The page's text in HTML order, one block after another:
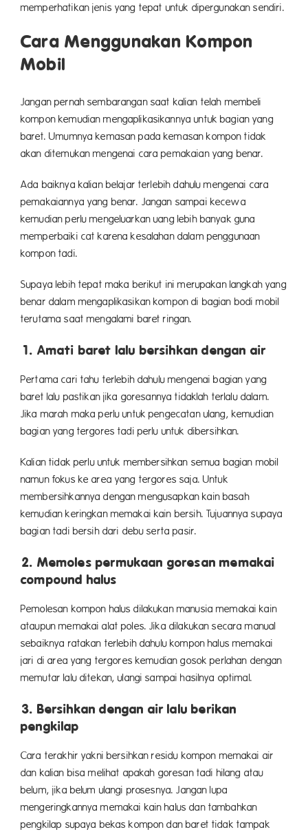
memperhatikan jenis yang tepat untuk dipergunakan sendiri.
Cara Menggunakan Kompon
Mobil
Jangan pernah sembarangan saat kalian telah membeli
kompon kemudian mengaplikasikannya untuk bagian yang
baret. Umumnya kemasan pada kemasan kompon tidak
akan ditemukan mengenai cara pemakaian yang benar.
Ada baiknya kalian belajar terlebih dahulu mengenai cara
pemakaiannya yang benar. Jangan sampai kecewa
kemudian perlu mengeluarkan uang lebih banyak guna
memperbaiki cat karena kesalahan dalam penggunaan
kompon tadi.
Supaya lebih tepat maka berikut ini merupakan langkah yang
benar dalam mengaplikasikan kompon di bagian bodi mobil
terutama saat mengalami baret ringan.
1. Amati baret lalu bersihkan dengan air
Pertama cari tahu terlebih dahulu mengenai bagian yang
baret lalu pastikan jika goresannya tidaklah terlalu dalam.
Jika marah maka perlu untuk pengecatan ulang, kemudian
bagian yang tergores tadi perlu untuk dibersihkan.
Kalian tidak perlu untuk membersihkan semua bagian mobil
namun fokus ke area yang tergores saja. Untuk
membersihkannya dengan mengusapkan kain basah
kemudian keringkan memakai kain bersih. Tujuannya supaya
bagian tadi bersih dari debu serta pasir.
2. Memoles permukaan goresan memakai
compound halus
Pemolesan kompon halus dilakukan manusia memakai kain
ataupun memakai alat poles. Jika dilakukan secara manual
sebaiknya ratakan terlebih dahulu kompon halus memakai
jari di area yang tergores kemudian gosok perlahan dengan
memutar lalu ditekan, ulangi sampai hasilnya optimal.
3. Bersihkan dengan air lalu berikan
pengkilap
Cara terakhir yakni bersihkan residu kompon memakai air
dan kalian bisa melihat apakah goresan tadi hilang atau
belum, jika belum ulangi prosesnya. Jangan lupa
mengeringkannya memakai kain halus dan tambahkan
pengkilap supaya bekas kompon dan baret tidak tampak